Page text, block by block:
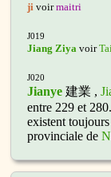
ji voirmaitri
J019
Jiang Ziya voir
J020
Jianye建業 ,
entre 229 et
existent
provinciale de